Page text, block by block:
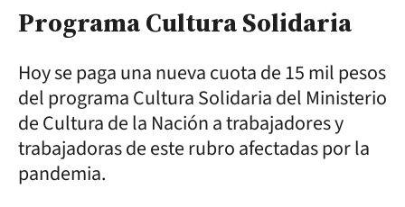
Programa Cultura Solidaria
Hoy se paga una nueva cuota de 15 mil pesos
del programa Cultura Solidaria del Ministerio
de Cultura de la Nación a trabajadores y
trabajadoras de este rubro afectadas por la
pandemia.